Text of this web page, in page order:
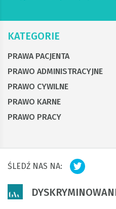
KATEGORIE
PRAWA PACJENTA
PRAWO ADMINISTRACYJNE
PRAWO CYWILNE
PRAWO KARNE
PRAWO PRACY
ŚLEDŹ NAS NA: